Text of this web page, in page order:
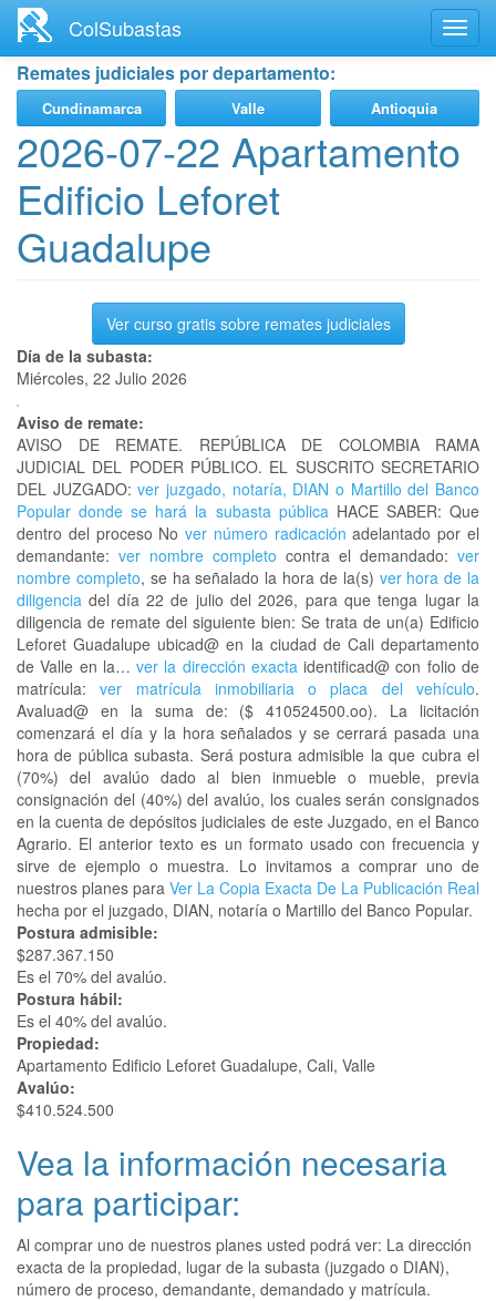
contenido
principal
ColSubastas
Remates judiciales por departamento:
Cundinamarca Valle Antioquia
2026-07-22 Apartamento
Edificio Leforet
Guadalupe
Ver curso gratis sobre remates judiciales
Día de la subasta:
Miércoles, 22 Julio 2026
Aviso de remate:
AVISO DE REMATE. REPÚBLICA DE COLOMBIA RAMA
JUDICIAL DEL PODER PÚBLICO. EL SUSCRITO SECRETARIO
DEL JUZGADO: ver juzgado, notaría, DIAN o Martillo del Banco
Popular donde se hará la subasta públicaHACE SABER: Que
dentro del proceso Nover número radicación adelantado por el
demandante: ver nombre completo contra el demandado: ver
nombre completo, se ha señalado la hora de la(s) ver hora de la
diligencia del día 22 de julio del 2026, para que tenga lugar la
diligencia de remate del siguiente bien: Se trata de un(a) Edificio
Leforet Guadalupe ubicad@ en la ciudad de Cali departamento
de Valle en la…ver la dirección exactaidentificad@ con folio de
matrícula:ver matrícula inmobiliaria o placa del vehículo.
Avaluad@ en la suma de: ($ 410524500.oo). La licitación
comenzará el día y la hora señalados y se cerrará pasada una
hora de pública subasta. Será postura admisible la que cubra el
(70%) del avalúo dado al bien inmueble o mueble, previa
consignación del (40%) del avalúo, los cuales serán consignados
en la cuenta de depósitos judiciales de este Juzgado, en el Banco
Agrario. El anterior texto es un formato usado con frecuencia y
sirve de ejemplo o muestra. Lo invitamos a comprar uno de
nuestros planes para Ver La Copia Exacta De La Publicación Real
hecha por el juzgado, DIAN, notaría o Martillo del Banco Popular.
Postura admisible:
$287.367.150
Es el 70% del avalúo.
Postura hábil:
Es el 40% del avalúo.
Propiedad:
Apartamento Edificio Leforet Guadalupe, Cali, Valle
Avalúo:
$410.524.500
Vea la información necesaria
para participar:
Al comprar uno de nuestros planes usted podrá ver: La dirección
exacta de la propiedad, lugar de la subasta (juzgado o DIAN),
número de proceso, demandante, demandado y matrícula.